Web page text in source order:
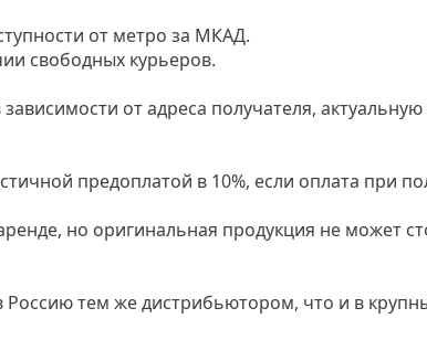
от метро за МКАД.
свободных курьеров.
от адреса получателя,
предоплатой в 10%, если оплата при
но оригинальная продукция не может
Россию тем же дистрибьютором, что и в